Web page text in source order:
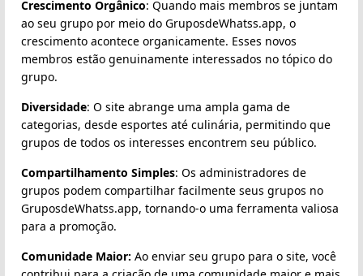
Crescimento Orgânico: Quando mais membros se juntam
ao seu grupo por meio do GruposdeWhatss.app, o
crescimento acontece organicamente. Esses novos
membros estão genuinamente interessados no tópico do
grupo.
Diversidade: O site abrange uma ampla gama de
categorias, desde esportes até culinária, permitindo que
grupos de todos os interesses encontrem seu público.
Compartilhamento Simples: Os administradores de
grupos podem compartilhar facilmente seus grupos no
GruposdeWhatss.app, tornando-o uma ferramenta valiosa
para a promoção.
Comunidade Maior: Ao enviar seu grupo para o site, você